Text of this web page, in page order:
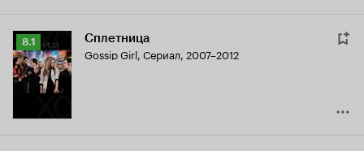
Рейтинг
Кинопоиска
8.1
8.1 Сплетница
Gossip Girl, Сериал, 2007–2012